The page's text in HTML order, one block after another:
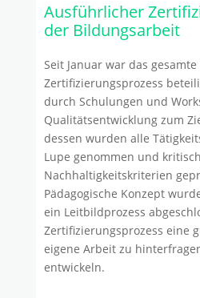
Ausführlicher
der Bildungsarbeit
Seit Januar war das
Zertifizierungsprozess
durch Schulungen und
Qualitätsentwicklung zum
dessen wurden alle
Lupe genommen und
Nachhaltigkeitskriterien
Pädagogische Konzept
ein Leitbildprozess
Zertifizierungsprozess eine
eigene Arbeit zu
entwickeln.